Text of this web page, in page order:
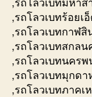
,รถโลวเบทร้อยเ
,รถโลวเบทกาฬสิ
,รถโลวเบทสกลน
,รถโลวเบทนคร
,รถโลวเบทมุกดา
,รถโลวเบทภาคเ